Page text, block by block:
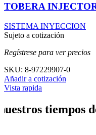
TOBERA
SISTEMA INYECCION
Sujeto a cotización
Regístrese para ver precios
SKU: 8-97229907-0
Añadir a cotización
Vista rapida
tiempos